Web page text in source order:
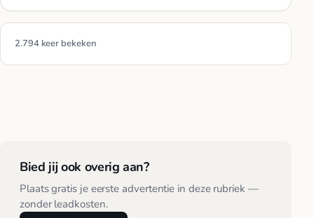
2.794 keer bekeken
Bied jij ook overig aan?
Plaats gratis je eerste advertentie in deze rubriek —
zonder leadkosten.